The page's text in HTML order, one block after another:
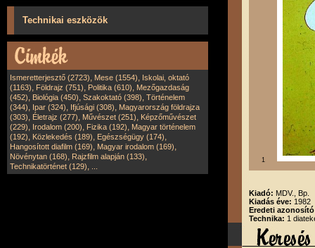
Technikai eszközök
Ismeretterjesztő (2723), Mese (1554), Iskolai, oktató
(1163), Földrajz (751), Politika (610), Mezőgazdaság
(452), Biológia (450), Szakoktató (398), Történelem
(344), Ipar (324), Ifjúsági (308), Magyarország földrajza
(303), Életrajz (277), Művészet (251), Képzőművészet
(229), Irodalom (200), Fizika (192), Magyar történelem
(192), Közlekedés (189), Egészségügy (174),
Hangosított diafilm (169), Magyar irodalom (169),
Növénytan (168), Rajzfilm alapján (133),
Technikatörténet (129),
1
Kiadó: MDV., Bp.
Kiadás éve: 1982
Eredeti
Technika: 1